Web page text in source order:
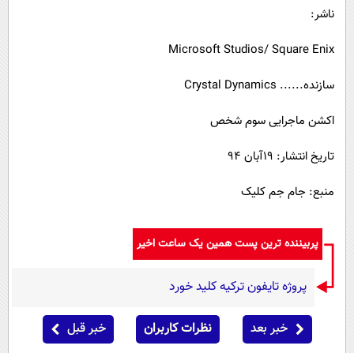
ناشر:
Microsoft Studios‌/‌ Square Enix
سازنده...... Crystal Dynamics
اکشن ماجرایی سوم شخص
تاریخ انتشار: 19آبان 94
منبع: جام جم کلیک
پربیننده ترین پست همین یک ساعت اخیر
پروژه تایفون ترکیه کلید خورد
خبر بعد نظرات کاربران خبر قبل